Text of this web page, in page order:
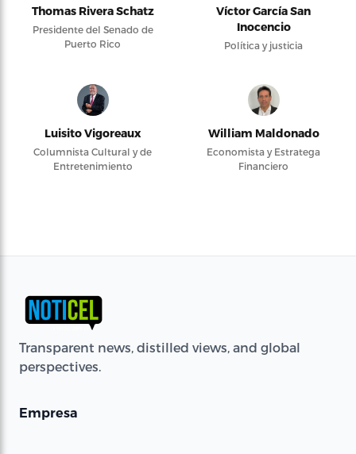
Thomas Rivera Schatz
Presidente del Senado de
Puerto Rico
Víctor García San
Inocencio
Política y justicia
Luisito Vigoreaux
Columnista Cultural y de
Entretenimiento
William Maldonado
Economista y Estratega
Financiero
Transparent news, distilled views, and global
perspectives.
Empresa